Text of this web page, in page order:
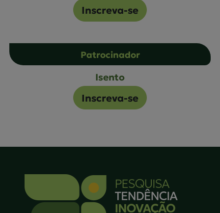
Inscreva-se
Patrocinador
Isento
Inscreva-se